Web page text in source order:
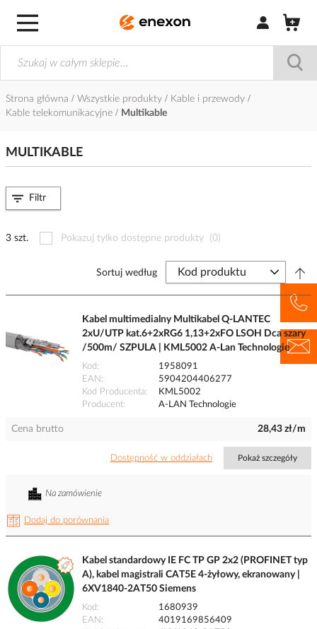
Zaloguj się /
Strona główna Wszystkie produkty
Kable i przewody
Kable telekomunikacyjne
Multikable
MULTIKABLE
3 szt. Pokazuj tylko dostępne produkty (0)
Sortuj według
Kabel multimedialny Multikabel Q-LANTEC
2xU/UTP kat.6+2xRG6 1,13+2xFO LSOH Dca szary
/500m/ SZPULA | KML5002 A-Lan Technologie
Kod
1958091
EAN
5904204406277
Kod Producenta
KML5002
Producent
A-LAN Technologie
Cena brutto 28,43 zł/m
Dostępność w oddziałach Pokaż szczegóły
Dodaj do porównania
Na zamówienie
Kabel standardowy IE FC TP GP 2x2 (PROFINET typ
A), kabel magistrali CAT5E 4-żyłowy, ekranowany |
6XV1840-2AT50 Siemens
Kod
1680939
EAN
4019169856409
Filtr